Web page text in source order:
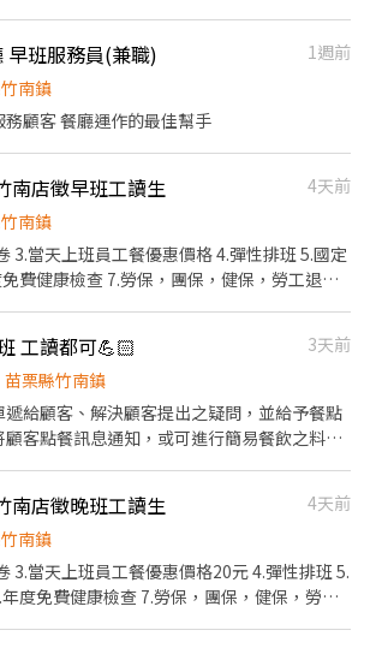
或攜帶簡易履歷到店裡應徵，謝謝⚠️
早班服務員(兼職)
1週前
南鎮
顧客 餐廳運作的最佳幫手
南店徵早班工讀生
4天前
南鎮
3.當天上班員工餐優惠價格 4.彈性排班 5.國定
費健康檢查 7.勞保，團保，健保，勞工退休
工讀都可💪🏻
3天前
苗栗縣竹南鎮
給顧客、解決顧客提出之疑問，並給予餐點
客點餐訊息通知，或可進行簡易餐飲之料
環境、設備和餐具。 ．準備不同餐點所需要
材的容量與重量。 ．負責打包外帶服務以及
保持微笑的心情🥰
南店徵晚班工讀生
4天前
南鎮
3.當天上班員工餐優惠價格20元 4.彈性排班 5.
度免費健康檢查 7.勞保，團保，健保，勞工